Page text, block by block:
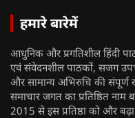
हमारे बारेमें
आधुनिक और प्रगतिशील हिंदी
एवं संवेदनशील पाठकों, सजग
और सामान्य अभिरुचि की संपूर्ण
समाचार जगत का प्रतिष्ठित नाम
2015 से इस प्रतिष्ठा को और बढ़ा